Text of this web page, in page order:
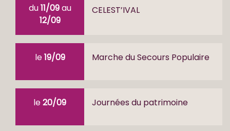
du11/09au
12/09
CELEST’IVAL
le19/09 Marche du Secours Populaire
le20/09 Journées du patrimoine